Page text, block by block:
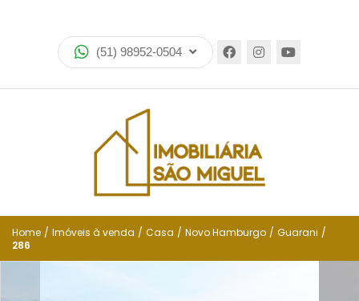
(51) 98952-0504
Imóveis
Encomende seu imóvel
Financiamento
Negocie seu imóvel
Home / Imóveis à venda / Casa / Novo Hamburgo / Guarani /
286